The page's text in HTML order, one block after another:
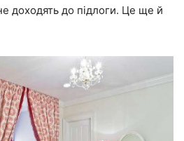
доходять до підлоги. Це ще й